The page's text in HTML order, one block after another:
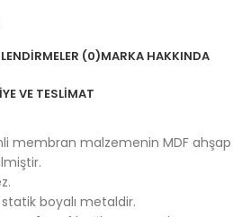
(0)MARKA HAKKINDA
VE TESLIMAT
membran malzemenin MDF ahşap
boyalı metaldir.